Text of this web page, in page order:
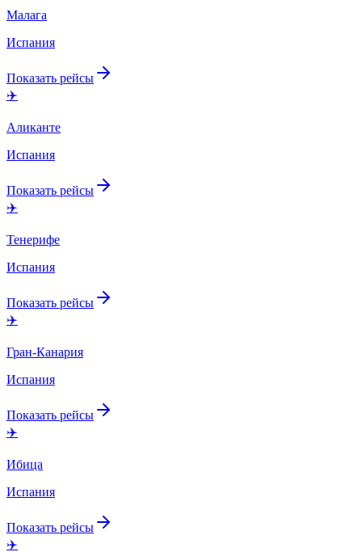
Малага
Испания
Показать рейсы
✈️
Аликанте
Испания
Показать рейсы
✈️
Тенерифе
Испания
Показать рейсы
✈️
Гран-Канария
Испания
Показать рейсы
✈️
Ибица
Испания
Показать рейсы
✈️